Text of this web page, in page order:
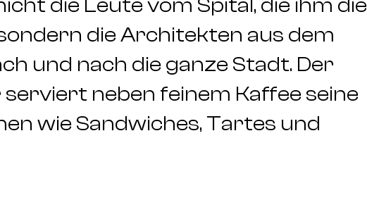
die Leute vom Spital, die ihm die
die Architekten aus dem
und nach die ganze Stadt. Der
neben feinem Kaffee seine
wie Sandwiches, Tartes und